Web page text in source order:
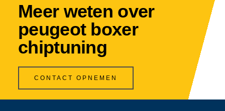
Meer weten over
peugeot boxer
chiptuning
CONTACT OPNEMEN